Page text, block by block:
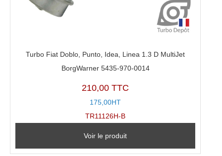
Turbo Fiat Doblo, Punto, Idea, Linea 1.3 D MultiJet
BorgWarner 5435-970-0014
210,00 TTC
175,00HT
TR11126H-B
Voir le produit